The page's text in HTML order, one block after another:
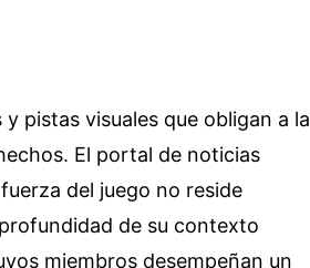
pistas visuales que obligan a la
El portal de noticias
del juego no reside
de su contexto
miembros desempeñan un